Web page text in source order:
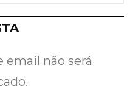
email não será